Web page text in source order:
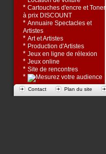
* Cartouches d'encre et Toners
à prix DISCOUNT
* Annuaire Spectacles et
Artistes
* Art et Artistes
* Production d'Artistes
* Jeux en ligne de rélexion
* Jeux online
* Site de rencontres
*
Contact Plan du site